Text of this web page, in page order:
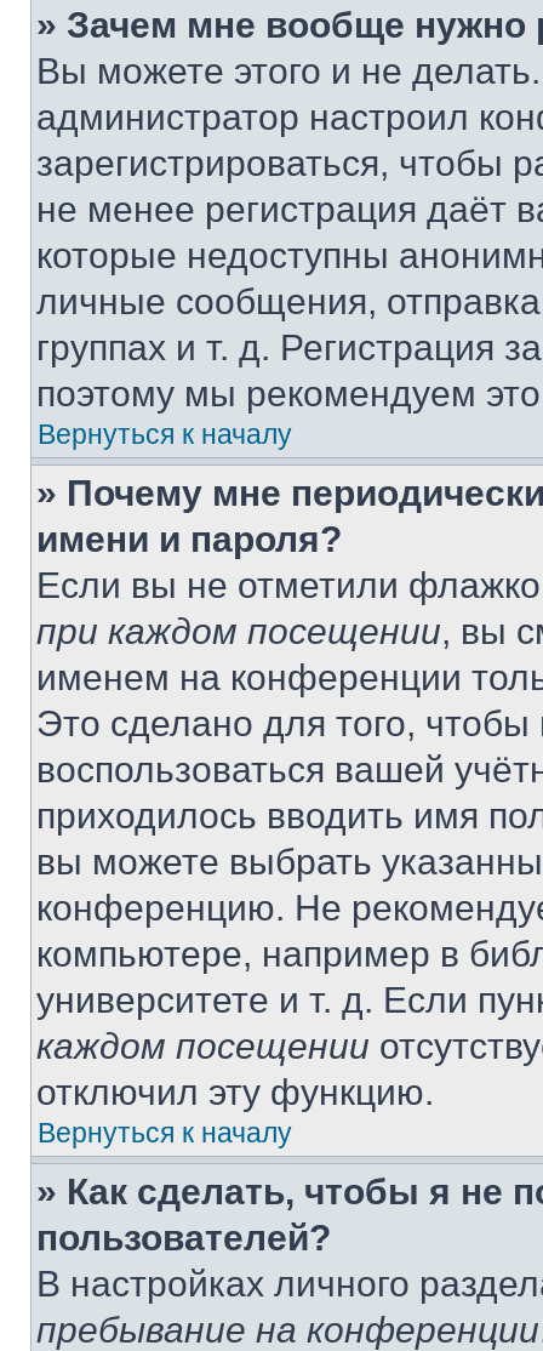
» Зачем мне вообще нужно
Вы можете этого и не
администратор настроил
зарегистрироваться, чтобы
не менее регистрация даёт
которые недоступны
личные сообщения,
группах и т. д. Регистрация
поэтому мы рекомендуем
Вернуться к началу
» Почему мне
имени и пароля?
Если вы не отметили
при каждом посещении, вы
именем на конференции
Это сделано для того, чтобы
воспользоваться вашей
приходилось вводить имя
вы можете выбрать
конференцию. Не
компьютере, например в
университете и т. д. Если
каждом посещении
отключил эту функцию.
Вернуться к началу
» Как сделать, чтобы я не
пользователей?
В настройках личного
пребывание на конференции